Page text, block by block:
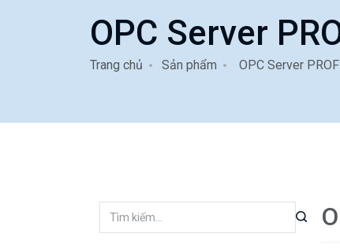
OPC Server
Trang chủ Sản phẩm OPC Server